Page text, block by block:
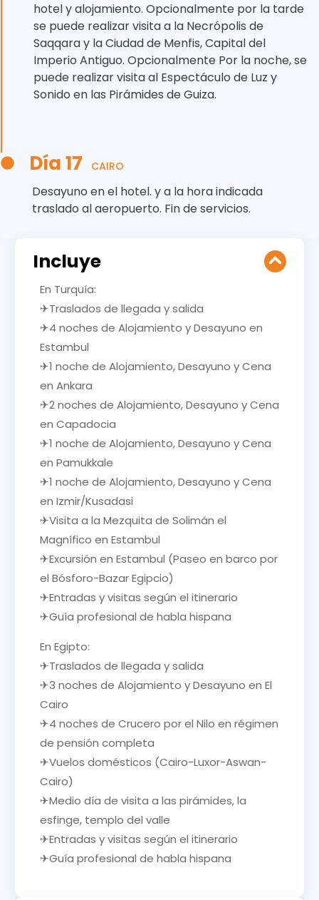
hotel y alojamiento. Opcionalmente por la tarde
se puede realizar visita a la Necrópolis de
Saqqara y la Ciudad de Menfis, Capital del
Imperio Antiguo. Opcionalmente Por la noche, se
puede realizar visita al Espectáculo de Luz y
Sonido en las Pirámides de Guiza.
Día 17 CAIRO
Desayuno en el hotel. y a la hora indicada
traslado al aeropuerto. Fin de servicios.
Incluye
En Turquía:
✈Traslados de llegada y salida
✈4 noches de Alojamiento y Desayuno en
Estambul
✈1 noche de Alojamiento, Desayuno y Cena
en Ankara
✈2 noches de Alojamiento, Desayuno y Cena
en Capadocia
✈1 noche de Alojamiento, Desayuno y Cena
en Pamukkale
✈1 noche de Alojamiento, Desayuno y Cena
en Izmir/Kusadasi
✈Visita a la Mezquita de Solimán el
Magnífico en Estambul
✈Excursión en Estambul (Paseo en barco por
el Bósforo-Bazar Egipcio)
✈Entradas y visitas según el itinerario
✈Guía profesional de habla hispana
En Egipto:
✈Traslados de llegada y salida
✈3 noches de Alojamiento y Desayuno en El
Cairo
✈4 noches de Crucero por el Nilo en régimen
de pensión completa
✈Vuelos domésticos (Cairo-Luxor-Aswan-
Cairo)
✈Medio día de visita a las pirámides, la
esfinge, templo del valle
✈Entradas y visitas según el itinerario
✈Guía profesional de habla hispana